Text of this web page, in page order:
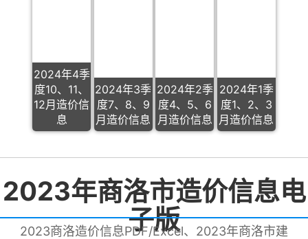
2024年4季
度10、11、
12月造价信
息
2024年3季
度7、8、9
月造价信息
2024年2季
度4、5、6
月造价信息
2024年1季
度1、2、3
月造价信息
2023年商洛市造价信息电
子版
2023商洛造价信息PDF/Excel、2023年商洛市建